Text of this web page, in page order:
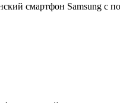
смартфон Samsung с